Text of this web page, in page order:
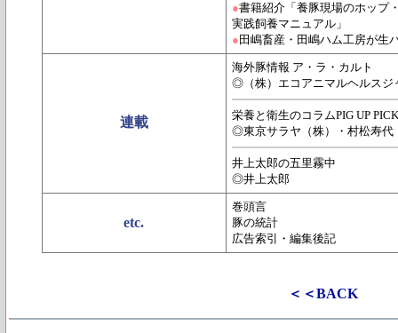
●書籍紹介「養豚現場のホッ
実践飼養マニュアル」
● 田嶋畜産・田嶋ハム工房が生
連載
海外豚情報 ア・ラ・カルト
◎（株）エコアニマルヘルスジ
栄養と衛生のコラムPIG UP
◎東京サラヤ（株）・村松寿
井上太郎の五里霧中
◎井上太郎
etc.
巻頭言
豚の統計
広告索引・編集後記
＜＜BACK